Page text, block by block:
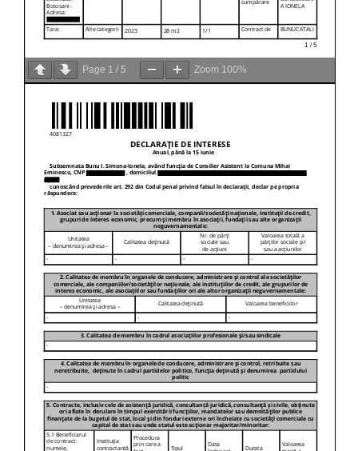
Page 1 / 5 Zoom 100%